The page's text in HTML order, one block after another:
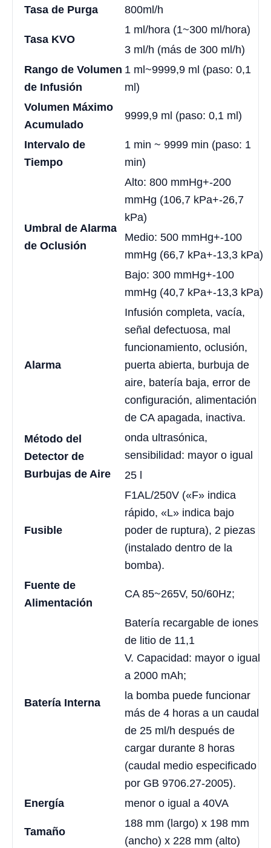
Tasa de Purga 800ml/h
Tasa KVO
1 ml/hora (1~300 ml/hora)
3 ml/h (más de 300 ml/h)
Rango de Volumen
de Infusión
1 ml~9999,9 ml (paso: 0,1
ml)
Volumen Máximo
Acumulado
9999,9 ml (paso: 0,1 ml)
Intervalo de
Tiempo
1 min ~ 9999 min (paso: 1
min)
Umbral de Alarma
de Oclusión
Alto: 800 mmHg+-200
mmHg (106,7 kPa+-26,7
kPa)
Medio: 500 mmHg+-100
mmHg (66,7 kPa+-13,3 kPa)
Bajo: 300 mmHg+-100
mmHg (40,7 kPa+-13,3 kPa)
Alarma
Infusión completa, vacía,
señal defectuosa, mal
funcionamiento, oclusión,
puerta abierta, burbuja de
aire, batería baja, error de
configuración, alimentación
de CA apagada, inactiva.
Método del
Detector de
Burbujas de Aire
onda ultrasónica,
sensibilidad: mayor o igual
25 l
Fusible
F1AL/250V («F» indica
rápido, «L» indica bajo
poder de ruptura), 2 piezas
(instalado dentro de la
bomba).
Fuente de
Alimentación
CA 85~265V, 50/60Hz;
Batería Interna
Batería recargable de iones
de litio de 11,1
V. Capacidad: mayor o igual
a 2000 mAh;
la bomba puede funcionar
más de 4 horas a un caudal
de 25 ml/h después de
cargar durante 8 horas
(caudal medio especificado
por GB 9706.27-2005).
Energía
menor o igual a 40VA
Tamaño
188 mm (largo) x 198 mm
(ancho) x 228 mm (alto)